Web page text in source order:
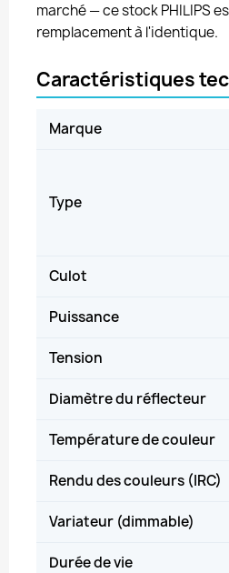
marché — ce stock PHILIPS
remplacement à l'identique.
Caractéristiques
Marque
Type
Culot
Puissance
Tension
Diamètre du réflecteur
Température de couleur
Rendu des couleurs (IRC)
Variateur (dimmable)
Durée de vie